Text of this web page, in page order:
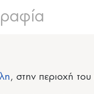
, στην περιοχή του